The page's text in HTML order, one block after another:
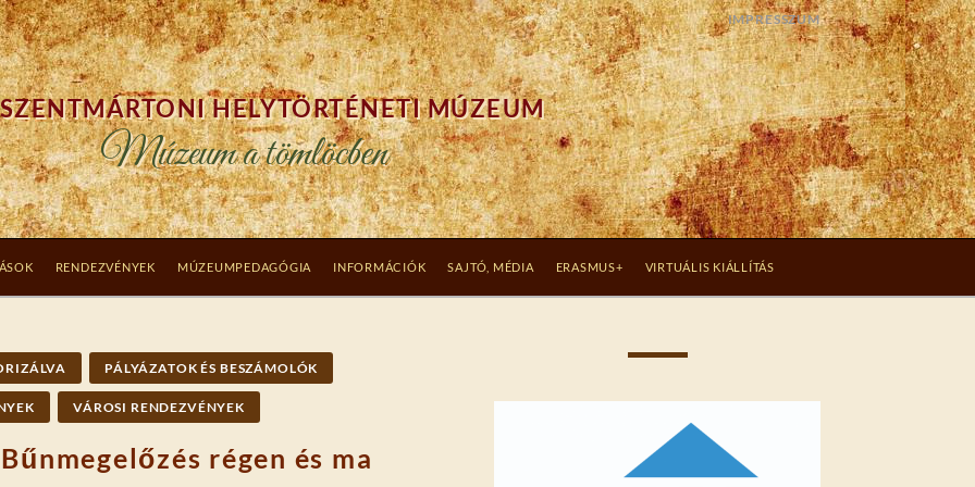
IMPRESSZUM
HELYTÖRTÉNETI MÚZEUM
Múzeum a tömlöcben
RENDEZVÉNYEK MÚZEUMPEDAGÓGIA INFORMÁCIÓK SAJTÓ, MÉDIA ERASMUS+ VIRTUÁLIS KIÁLLÍTÁS
PÁLYÁZATOK ÉS BESZÁMOLÓK
VÁROSI RENDEZVÉNYEK
régen és ma